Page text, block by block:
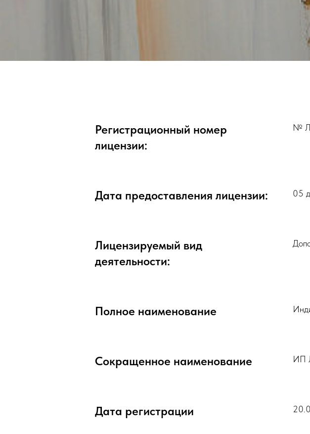
Регистрационный номер
лицензии:
№
Дата предоставления лицензии: 05
Лицензируемый вид
деятельности:
Полное наименование
Сокращенное наименование ИП
Дата регистрации